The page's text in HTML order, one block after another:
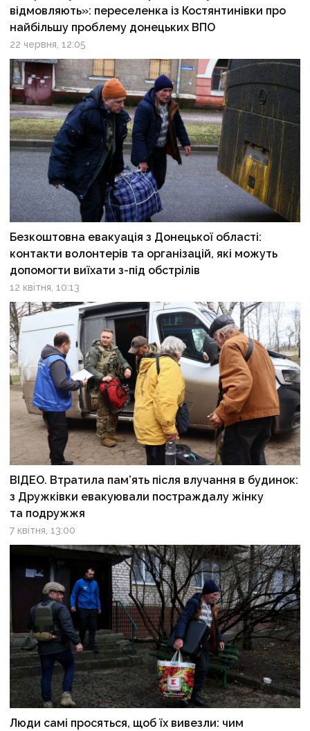
відмовляють»: переселенка із Костянтинівки про
найбільшу проблему донецьких ВПО
22 червня, 12:05
Безкоштовна евакуація з Донецької області:
контакти волонтерів та організацій, які можуть
допомогти виїхати з-під обстрілів
12 квітня, 10:13
ВІДЕО. Втратила пам’ять після влучання в будинок:
з Дружківки евакуювали постраждалу жінку
та подружжя
7 квітня, 13:00
Люди самі просяться, щоб їх вивезли: чим